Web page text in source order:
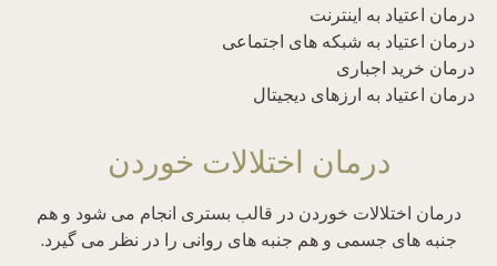
درمان اعتیاد به اینترنت
درمان اعتیاد به شبکه های اجتماعی
درمان خرید اجباری
درمان اعتیاد به ارزهای دیجیتال
درمان اختلالات خوردن
درمان اختلالات خوردن در قالب بستری انجام می شود و هم
جنبه های جسمی و هم جنبه های روانی را در نظر می گیرد.